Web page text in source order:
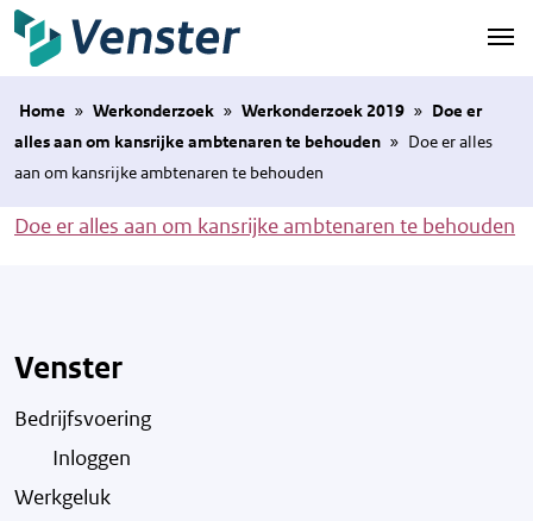
Naar hoofdinhoud
Home » Werkonderzoek » Werkonderzoek 2019 » Doe er
alles aan om kansrijke ambtenaren te behouden » Doe er alles
aan om kansrijke ambtenaren te behouden
Doe er alles aan om kansrijke ambtenaren te behouden
Venster
Bedrijfsvoering
Inloggen
Werkgeluk